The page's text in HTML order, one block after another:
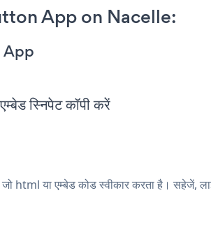
App on Nacelle:
App
स्निपेट कॉपी करें
html या एम्बेड कोड स्वीकार करता है। सहेजें,